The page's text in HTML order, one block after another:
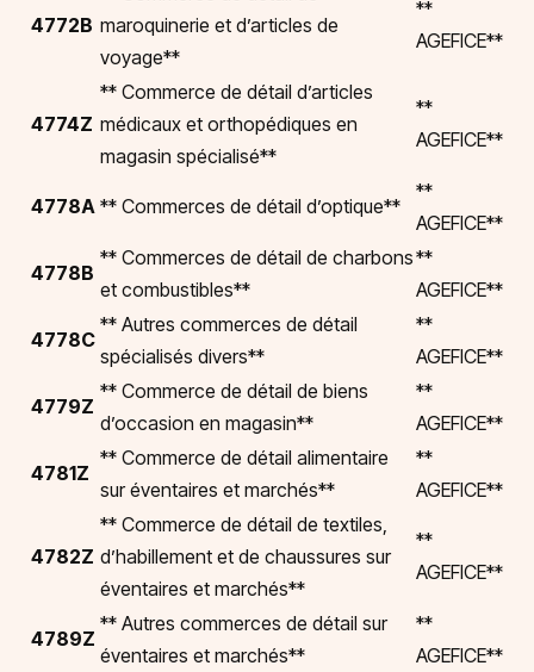
4772B maroquinerie et d’articles de
voyage**
**
AGEFICE**
4774Z
** Commerce de détail d’articles
médicaux et orthopédiques en
magasin spécialisé**
**
AGEFICE**
4778A ** Commerces de détail d’optique**
**
AGEFICE**
4778B
** Commerces de détail de charbons
et combustibles**
**
AGEFICE**
4778C
** Autres commerces de détail
spécialisés divers**
**
AGEFICE**
4779Z
** Commerce de détail de biens
d’occasion en magasin**
**
AGEFICE**
4781Z
** Commerce de détail alimentaire
sur éventaires et marchés**
**
AGEFICE**
4782Z
** Commerce de détail de textiles,
d’habillement et de chaussures sur
éventaires et marchés**
**
AGEFICE**
4789Z
** Autres commerces de détail sur
éventaires et marchés**
**
AGEFICE**